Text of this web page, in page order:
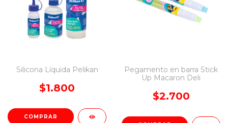
Silicona Líquida Pelikan
$1.800
COMPRAR
Pegamento en barra Stick
Up Macaron Deli
$2.700